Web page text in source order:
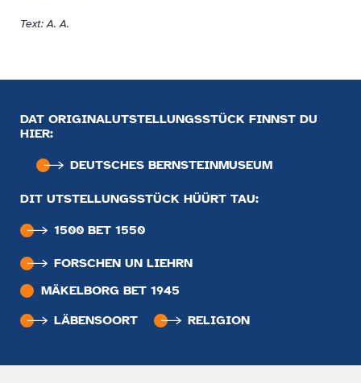
Text: A. A.
DAT ORIGINALUTSTELLUNGSSTÜCK FINNST DU
HIER:
DEUTSCHES BERNSTEIN­MUSEUM
DIT UTSTELLUNGSSTÜCK HÜÜRT TAU:
1500 BET 1550
FORSCHEN UN LIEHRN
MÄKELBORG BET 1945
LÄBENSOORT
RELIGION